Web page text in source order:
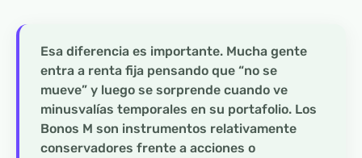
Esa diferencia es importante. Mucha gente
entra a renta fija pensando que “no se
mueve” y luego se sorprende cuando ve
minusvalías temporales en su portafolio. Los
Bonos M son instrumentos relativamente
conservadores frente a acciones o